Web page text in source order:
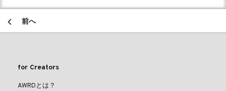
前へ
for Creators
AWRDとは？